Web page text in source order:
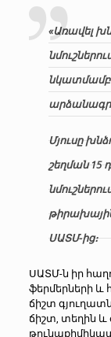
«Առավել
նկատմամբ
Մյուսը
շեղման 15
թիրախային
ՍԱՏՄ-ից։
ՍԱՏՄ-ն իր
ֆերմերների և
ճիշտ
ճիշտ, տեղին